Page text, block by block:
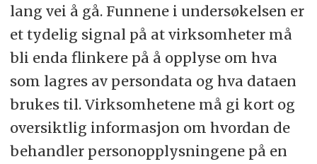
lang vei å gå. Funnene i undersøkelsen er
et tydelig signal på at virksomheter må
bli enda flinkere på å opplyse om hva
som lagres av persondata og hva dataen
brukes til. Virksomhetene må gi kort og
oversiktlig informasjon om hvordan de
behandler personopplysningene på en